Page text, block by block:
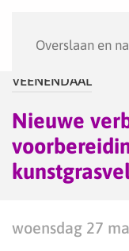
Overslaan en
VEENENDAAL
Nieuwe
woensdag 27